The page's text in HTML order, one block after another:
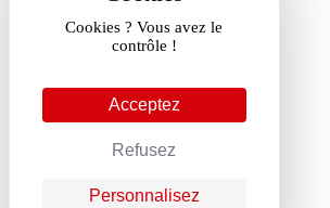
Cookies ? Vous avez le
contrôle !
Acceptez
Refusez
Personnalisez